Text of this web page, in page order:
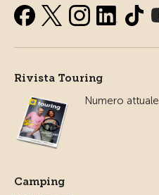
Rivista Touring
Numero attuale
Camping